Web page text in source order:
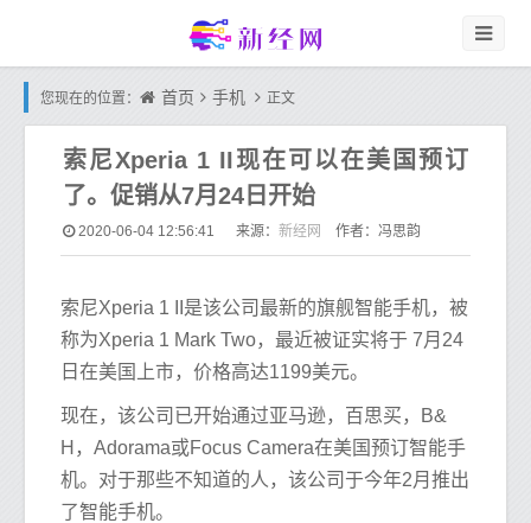
您现在的位置： 首页 手机 正文
索尼Xperia 1 II现在可以在美国预订
了。促销从7月24日开始
2020-06-04 12:56:41 来源： 新经网 作者：冯思韵
索尼Xperia 1 II是该公司最新的旗舰智能手机，被
称为Xperia 1 Mark Two，最近被证实将于 7月24
日在美国上市，价格高达1199美元。
现在，该公司已开始通过亚马逊，百思买，B&
H，Adorama或Focus Camera在美国预订智能手
机。对于那些不知道的人，该公司于今年2月推出
了智能手机。